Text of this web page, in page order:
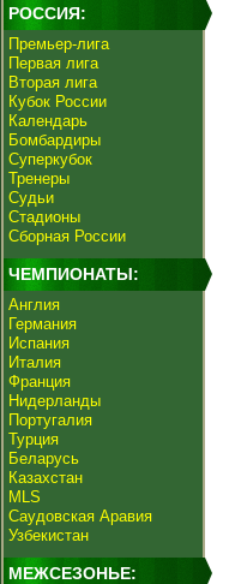
РОССИЯ:
Премьер-лига
Первая лига
Вторая лига
Кубок России
Календарь
Бомбардиры
Суперкубок
Тренеры
Судьи
Стадионы
Сборная России
ЧЕМПИОНАТЫ:
Англия
Германия
Испания
Италия
Франция
Нидерланды
Португалия
Турция
Беларусь
Казахстан
MLS
Саудовская Аравия
Узбекистан
МЕЖСЕЗОНЬЕ: